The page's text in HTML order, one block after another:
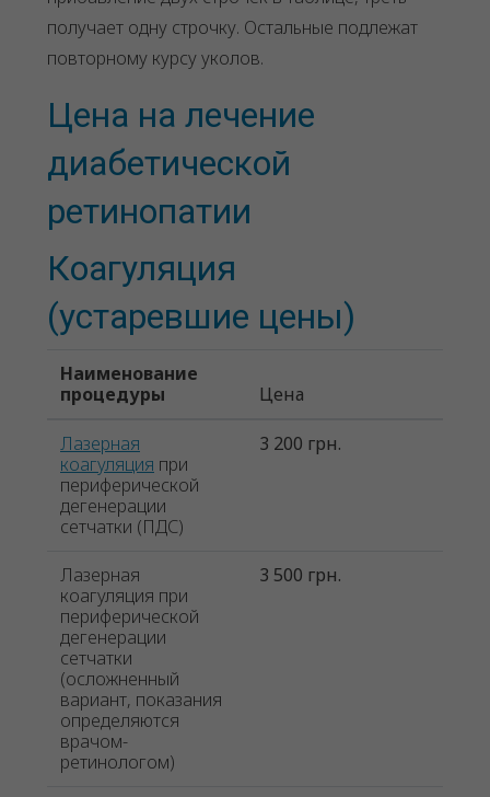
получает одну строчку. Остальные подлежат
повторному курсу уколов.
Цена на лечение
диабетической
ретинопатии
Коагуляция
(устаревшие цены)
Наименование
процедуры
Цена
Лазерная
коагуляция при
периферической
дегенерации
сетчатки (ПДС)
3 200 грн.
Лазерная
коагуляция при
периферической
дегенерации
сетчатки
(осложненный
вариант, показания
определяются
врачом-
ретинологом)
3 500 грн.